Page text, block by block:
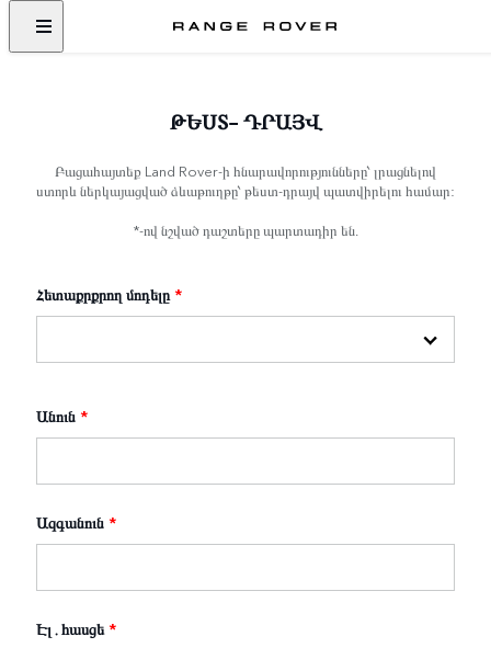
ԹԵՍՏ- ԴՐԱՅՎ
Բացահայտեք Land Rover-ի հնարավորությունները՝ լրացնելով
ստորև ներկայացված ձևաթուղթը՝ թեստ-դրայվ պատվիրելու համար:
*-ով նշված դաշտերը պարտադիր են.
Հետաքրքրող մոդելը *
Անուն *
Ազգանուն *
Էլ․հասցե *